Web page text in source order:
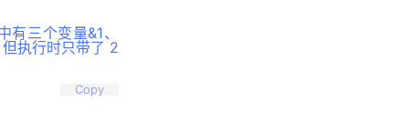
三个变量&1、
执行时只带了 2
Copy